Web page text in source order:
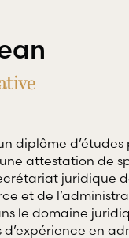
criminel et
offre aux
professionnels
dans les
diplôme d’études
attestation de
juridique
et de
le domaine
en